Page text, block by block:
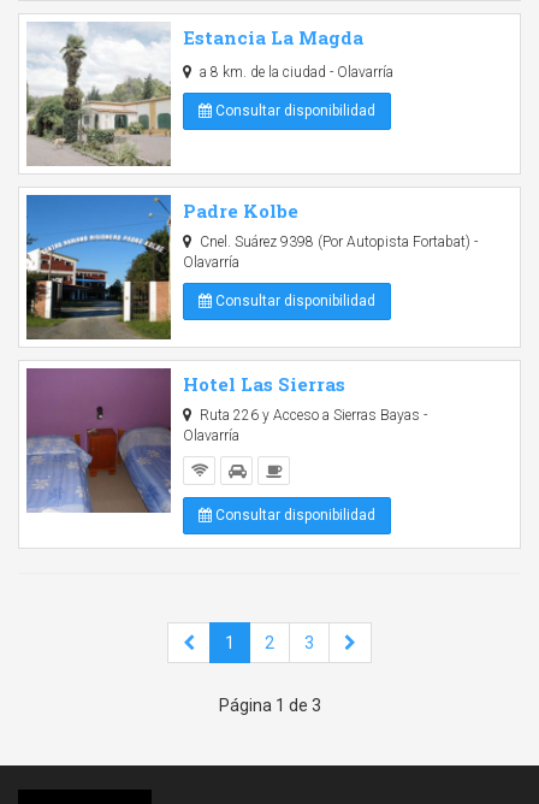
Estancia La Magda
a 8 km. de la ciudad - Olavarría
Consultar disponibilidad
Padre Kolbe
Cnel. Suárez 9398 (Por Autopista Fortabat) -
Olavarría
Consultar disponibilidad
Hotel Las Sierras
Ruta 226 y Acceso a Sierras Bayas -
Olavarría
Consultar disponibilidad
1 2 3
Página 1 de 3